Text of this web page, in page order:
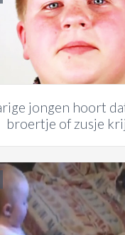
jongen hoort
broertje of zusje